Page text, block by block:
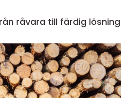
från råvara till färdig lösning